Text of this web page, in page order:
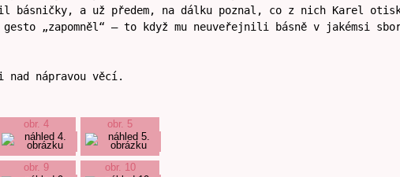
básničky, a už předem, na dálku poznal, co z nich Karel
„zapomněl“ – to když mu neuveřejnili básně v jakémsi
nad nápravou věcí.
obr. 4 obr. 5
obr. 9 obr. 10